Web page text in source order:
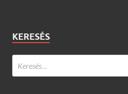
KERESÉS